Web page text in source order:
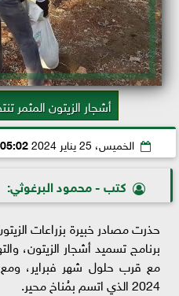
أشجار الزيتون المثمر
الخميس، 25 يناير 2024 05:02 مـ
كتب - محمود البرغوثي:
حذرت مصادر خبيرة بزراعات
برنامج تسميد أشجار الزيتون،
مع قرب حلول شهر فبراير،
2024 الذي اتسم بمُناخ محير.